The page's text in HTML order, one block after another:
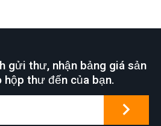
gửi thư, nhận bảng giá sản
thư đến của bạn.